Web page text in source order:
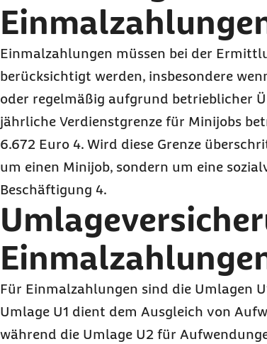
Einmalzahlungen müssen bei der
berücksichtigt werden, insbesondere
oder regelmäßig aufgrund betrieblicher
jährliche Verdienstgrenze für Minijobs
6.672 Euro 4. Wird diese Grenze
um einen Minijob, sondern um eine
Beschäftigung 4.
Für Einmalzahlungen sind die Umlagen
Umlage U1 dient dem Ausgleich von
während die Umlage U2 für